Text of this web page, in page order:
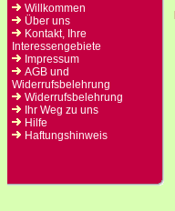
Willkommen
Über uns
Kontakt, Ihre
Interessengebiete
Impressum
AGB und
Widerrufsbelehrung
Widerrufsbelehrung
Ihr Weg zu uns
Hilfe
Haftungshinweis